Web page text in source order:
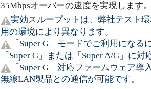
35Mbpsオーバーの速度を実現します
実効スループットは、弊社テスト
用の環境により異なります。
「Super G」モードでご利用にな
「Super G」または「Super A/G」に
「Super G」対応ファームウェア
無線LAN製品との通信が可能です。